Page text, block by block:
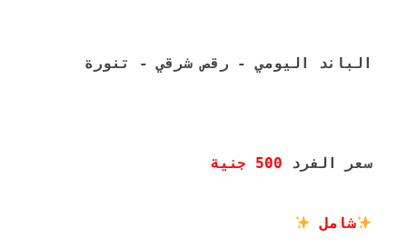
الباند اليومي - رقص شرقي - تنورة
سعر الفرد 500 جنية
شامل